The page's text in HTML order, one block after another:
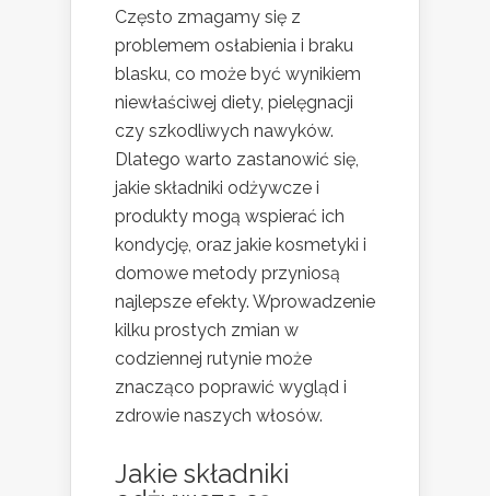
Często zmagamy się z
problemem osłabienia i braku
blasku, co może być wynikiem
niewłaściwej diety, pielęgnacji
czy szkodliwych nawyków.
Dlatego warto zastanowić się,
jakie składniki odżywcze i
produkty mogą wspierać ich
kondycję, oraz jakie kosmetyki i
domowe metody przyniosą
najlepsze efekty. Wprowadzenie
kilku prostych zmian w
codziennej rutynie może
znacząco poprawić wygląd i
zdrowie naszych włosów.
Jakie składniki